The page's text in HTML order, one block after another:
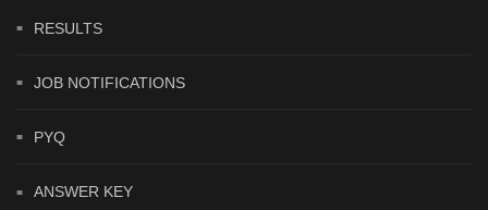
RESULTS
JOB NOTIFICATIONS
PYQ
ANSWER KEY